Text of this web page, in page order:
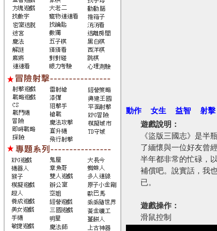
動作 女生 益智
射擊
遊戲說明：
《盜版三國志》是半
了緬懷與一位好友曾
半年都非常的忙碌，
補償吧。說實話，我
已。
遊戲操作：
滑鼠控制